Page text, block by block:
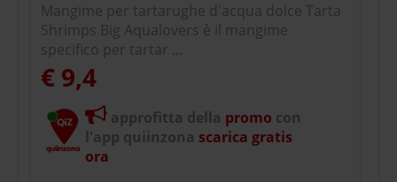
Mangime per tartarughe d'acqua dolce Tarta
Shrimps Big Aqualovers è il mangime
specifico per tartar ...
€ 9,4
approfitta della promo con
l'app quiinzona scarica gratis
ora